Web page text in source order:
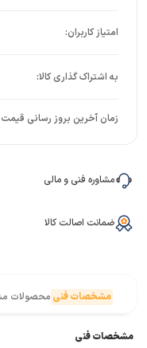
زمان آخرین بروز رسانی
مشاوره فنی و مالی
ضمانت اصالت کالا
مشخصات فنی محصولات
مشخصات فنی